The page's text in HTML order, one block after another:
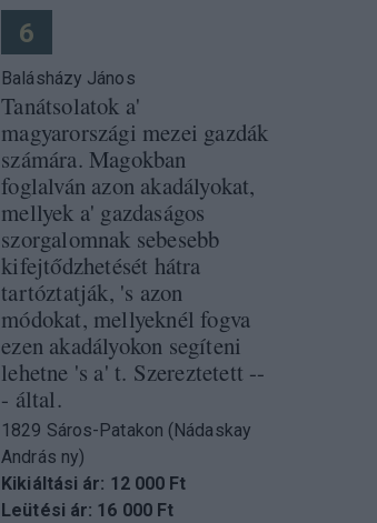
6
Balásházy János
Tanátsolatok a'
magyarországi mezei gazdák
számára. Magokban
foglalván azon akadályokat,
mellyek a' gazdaságos
szorgalomnak sebesebb
kifejtődzhetését hátra
tartóztatják, 's azon
módokat, mellyeknél fogva
ezen akadályokon segíteni
lehetne 's a' t. Szereztetett --
- által.
1829 Sáros-Patakon (Nádaskay
András ny)
Kikiáltási ár: 12 000 Ft
Leütési ár: 16 000 Ft